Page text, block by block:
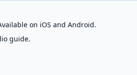
on iOS and Android.
guide.